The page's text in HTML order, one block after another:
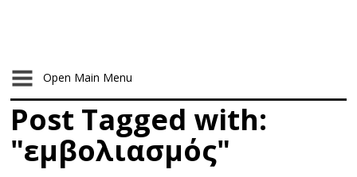
Open Main Menu
Post Tagged with:
"εμβολιασμός"